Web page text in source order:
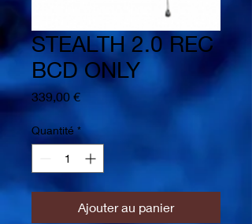
STEALTH 2.0 REC
BCD ONLY
339,00 €Prix
Quantité *
Ajouter au panier